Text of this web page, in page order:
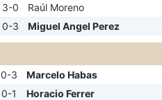
3-0
Raúl Moreno
0-3 Miguel Angel Perez
0-3
Marcelo Habas
0-1
Horacio Ferrer